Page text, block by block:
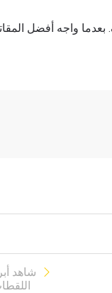
واجه أفضل
شاهد